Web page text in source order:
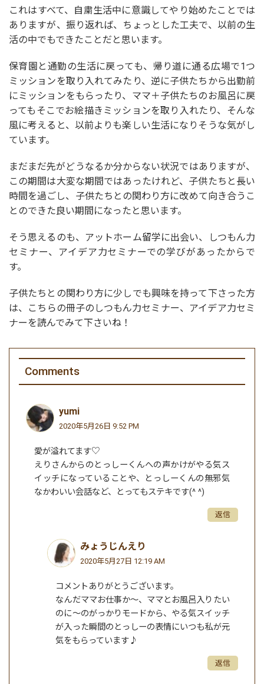
これはすべて、自粛生活中に意識してやり始めたことでは
ありますが、振り返れば、ちょっとした工夫で、以前の生
活の中でもできたことだと思います。
保育園と通勤の生活に戻っても、帰り道に通る広場で1つ
ミッションを取り入れてみたり、逆に子供たちから出勤前
にミッションをもらったり、ママ＋子供たちのお風呂に戻
ってもそこでお絵描きミッションを取り入れたり、そんな
風に考えると、以前よりも楽しい生活になりそうな気がし
ています。
まだまだ先がどうなるか分からない状況ではありますが、
この期間は大変な期間ではあったけれど、子供たちと長い
時間を過ごし、子供たちとの関わり方に改めて向き合うこ
とのできた良い期間になったと思います。
そう思えるのも、アットホーム留学に出会い、しつもん力
セミナー、アイデア力セミナーでの学びがあったからで
す。
子供たちとの関わり方に少しでも興味を持って下さった方
は、こちらの冊子のしつもん力セミナー、アイデア力セミ
ナーを読んでみて下さいね！
Comments
yumi
2020年5月26日 9:52 PM
愛が溢れてます♡
えりさんからのとっしーくんへの声かけがやる気ス
イッチになっていることや、とっしーくんの無邪気
なかわいい会話など、とってもステキです(^ ^)
返信
みょうじんえり
2020年5月27日 12:19 AM
コメントありがとうございます。
なんだママお仕事か～、ママとお風呂入りたい
のに～のがっかりモードから、やる気スイッチ
が入った瞬間のとっしーの表情にいつも私が元
気をもらっています♪
返信